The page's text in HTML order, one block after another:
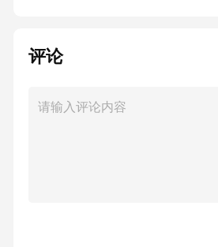
评论